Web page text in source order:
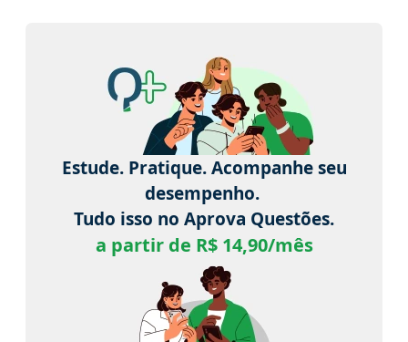
Estude. Pratique. Acompanhe seu
desempenho.
Tudo isso no Aprova Questões.
a partir de R$ 14,90/mês